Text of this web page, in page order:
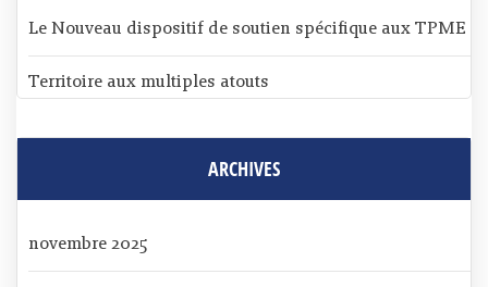
Le Nouveau dispositif de soutien spécifique aux TPME
Territoire aux multiples atouts
ARCHIVES
novembre 2025